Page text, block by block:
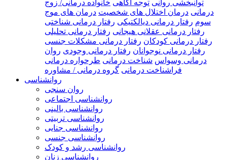
توانبخشی روانی توجه آگاهی خانواده درمانی/ زوج
درمانی درمان اختلال های شخصیت درمان های موج
سوم رفتار درمانی دیالکتیکی رفتار درمانی شناختی
رفتار درمانی عقلانی هیجانی رفتار درمانی تحلیلی
رفتار درمانی کودکان رفتار درمانی مشکلات جنسی
رفتار درمانی نوجوانان رفتار درمانی وجودی روان
درمانی وسواس شناخت درمانی طرحواره درمانی
فراشناخت درمانی گروه درمانی / مشاوره
روانشناسی
روان سنجی
روانشناسی اجتماعی
روانشناسی بالینی
روانشناسی تربیتی
روانشناسی جنایی
روانشناسی جنسی
روانشناسی رشد و کودک
روانشناسی زنان